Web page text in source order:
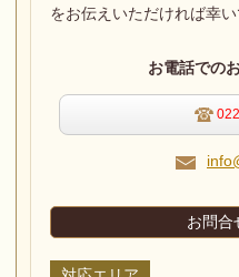
をお伝えいただければ幸い
お電話での
お問合